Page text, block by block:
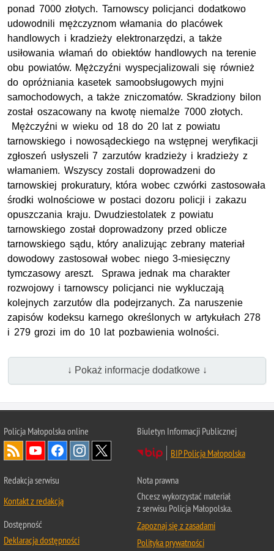
ponad 7000 złotych. Tarnowscy policjanci dodatkowo
udowodnili mężczyznom włamania do placówek
handlowych i kradzieży elektronarzędzi, a także
usiłowania włamań do obiektów handlowych na terenie
obu powiatów. Mężczyźni wyspecjalizowali się również
do opróżniania kasetek samoobsługowych myjni
samochodowych, a także zniczomatów. Skradziony bilon
został oszacowany na kwotę niemalże 7000 złotych.
Mężczyźni w wieku od 18 do 20 lat z powiatu
tarnowskiego i nowosądeckiego na wstępnej weryfikacji
zgłoszeń usłyszeli 7 zarzutów kradzieży i kradzieży z
włamaniem. Wszyscy zostali doprowadzeni do
tarnowskiej prokuratury, która wobec czwórki zastosowała
środki wolnościowe w postaci dozoru policji i zakazu
opuszczania kraju. Dwudziestolatek z powiatu
tarnowskiego został doprowadzony przed oblicze
tarnowskiego sądu, który analizując zebrany materiał
dowodowy zastosował wobec niego 3-miesięczny
tymczasowy areszt. Sprawa jednak ma charakter
rozwojowy i tarnowscy policjanci nie wykluczają
kolejnych zarzutów dla podejrzanych. Za naruszenie
zapisów kodeksu karnego określonych w artykułach 278
i 279 grozi im do 10 lat pozbawienia wolności.
↓ Pokaż informacje dodatkowe ↓
Policja Małopolska online
Biuletyn Informacji Publicznej
BIP Policja Małopolska
Redakcja serwisu
Kontakt z redakcją
Dostępność
Deklaracja dostępności
Nota prawna
Chcesz wykorzystać materiał
z serwisu Policja Małopolska.
Zapoznaj się z zasadami
Polityka prywatności